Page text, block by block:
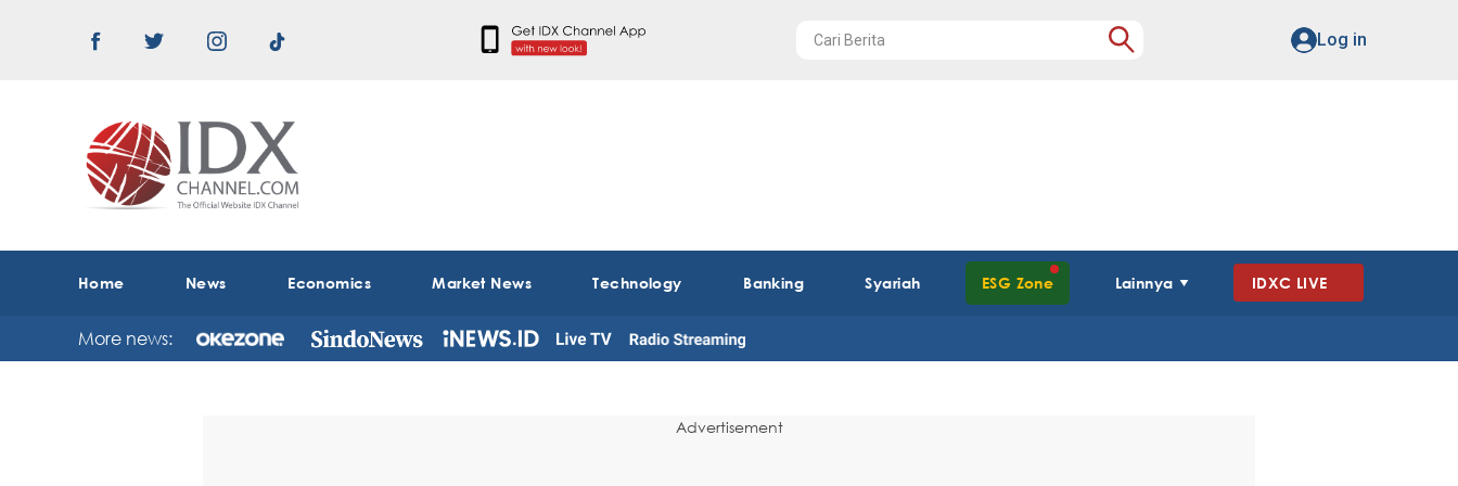
Log in
Home News Economics Market News Technology Banking Syariah ESG Zone Lainnya IDXC LIVE
More news:
Advertisement